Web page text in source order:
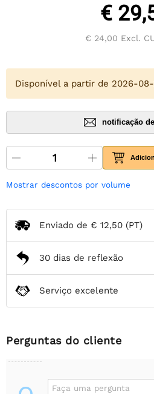
€
€ 24,00 Excl.
Disponível a partir de 2026-
notificação
Mostrar descontos por volume
Enviado de € 12,50 (PT)
30 dias de reflexão
Serviço excelente
Perguntas do cliente
Faça uma pergunta